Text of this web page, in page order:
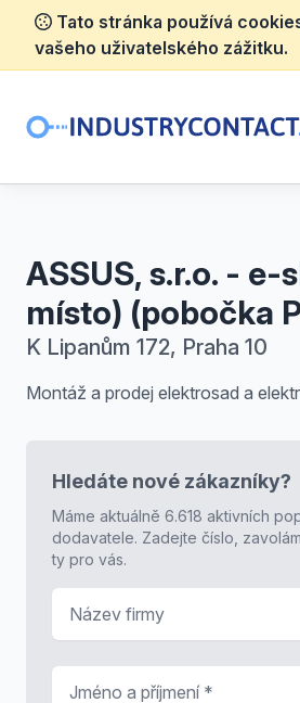
Tato stránka používá
vašeho uživatelského zážitku.
ASSUS, s.r.o. -
místo) (pobočka
K Lipanům 172, Praha 10
Montáž a prodej elektrosad a
Hledáte nové zákazníky?
Máme aktuálně 6.618 aktivních
dodavatele. Zadejte číslo,
ty pro vás.